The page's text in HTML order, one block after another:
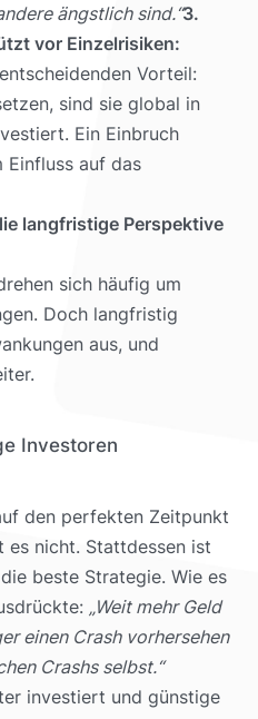
ängstlich sind.“3.
vor Einzelrisiken:
Vorteil:
sind sie global in
Ein Einbruch
Einfluss auf das
langfristige Perspektive
sich häufig um
Doch langfristig
aus, und
Investoren
den perfekten Zeitpunkt
nicht. Stattdessen ist
beste Strategie. Wie es
„Weit mehr Geld
einen Crash vorhersehen
Crashs selbst.“
investiert und günstige